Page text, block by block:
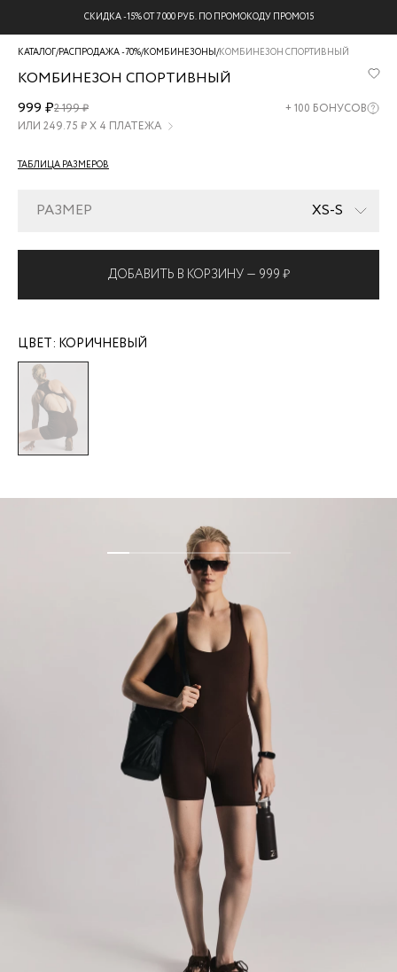
СКИДКА -15% ОТ 7 000 РУБ. ПО ПРОМОКОДУ ПРОМО15
КАТАЛОГ/РАСПРОДАЖА -70%/КОМБИНЕЗОНЫ/КОМБИНЕЗОН СПОРТИВНЫЙ
КОМБИНЕЗОН СПОРТИВНЫЙ
ZR2604113119-
20
999 ₽2 199 ₽ +100 БОНУСОВ
ИЛИ 249.75 ₽ Х 4 ПЛАТЕЖА
ТАБЛИЦА РАЗМЕРОВ
РАЗМЕР XS-S
ДОБАВИТЬ В КОРЗИНУ — 999 ₽
ЦВЕТ: КОРИЧНЕВЫЙ